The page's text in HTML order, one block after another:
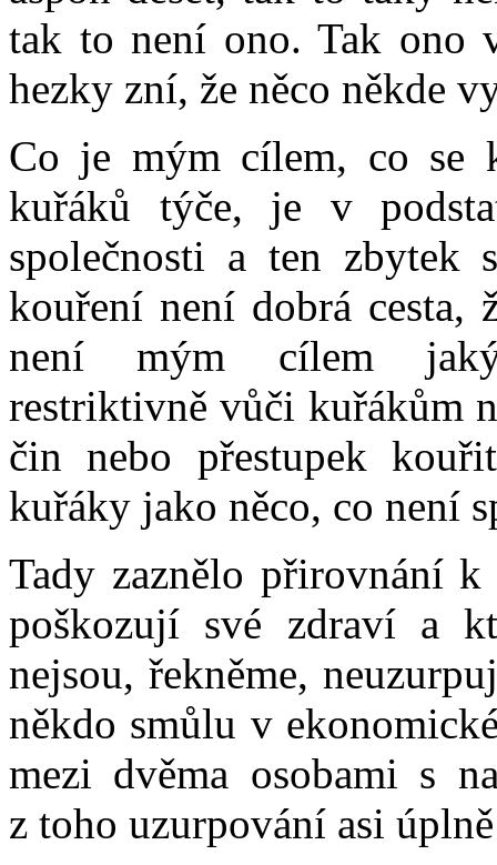
tak to není ono. Tak ono
hezky zní, že něco někde
Co je mým cílem, co se
kuřáků týče, je v
společnosti a ten zbytek
kouření není dobrá cesta,
není mým cílem
restriktivně vůči kuřákům
čin nebo přestupek
kuřáky jako něco, co není
Tady zaznělo přirovnání
poškozují své zdraví a
nejsou, řekněme,
někdo smůlu v
mezi dvěma osobami s
z toho uzurpování asi